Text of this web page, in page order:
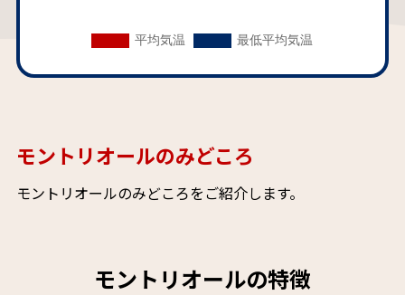
モントリオールのみどころ
モントリオールのみどころをご紹介します。
モントリオールの特徴